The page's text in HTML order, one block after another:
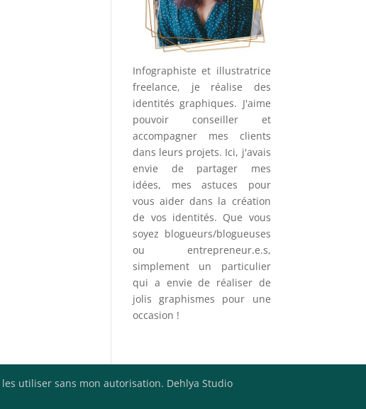
Infographiste et illustratrice
freelance, je réalise des
identités graphiques. J'aime
pouvoir conseiller et
accompagner mes clients
dans leurs projets. Ici, j'avais
envie de partager mes
idées, mes astuces pour
vous aider dans la création
de vos identités. Que vous
soyez blogueurs/blogueuses
ou entrepreneur.e.s,
simplement un particulier
qui a envie de réaliser de
jolis graphismes pour une
occasion !
utiliser sans mon autorisation. Dehlya Studio